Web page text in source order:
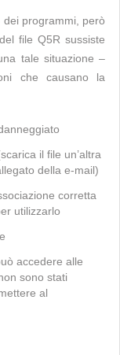
programmi, però
file Q5R sussiste
tale situazione –
che causano la
il file un’altra
della e-mail)
corretta
utilizzarlo
accedere alle
sono stati
al